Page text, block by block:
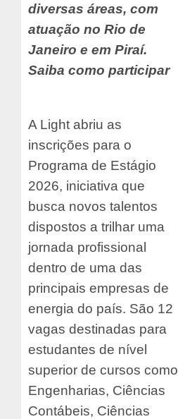
diversas áreas, com
atuação no Rio de
Janeiro e em Piraí.
Saiba como participar
A Light abriu as
inscrições para o
Programa de Estágio
2026, iniciativa que
busca novos talentos
dispostos a trilhar uma
jornada profissional
dentro de uma das
principais empresas de
energia do país. São 12
vagas destinadas para
estudantes de nível
superior de cursos como
Engenharias, Ciências
Contábeis, Ciências